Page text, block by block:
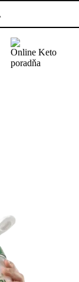
Online Keto
poradňa